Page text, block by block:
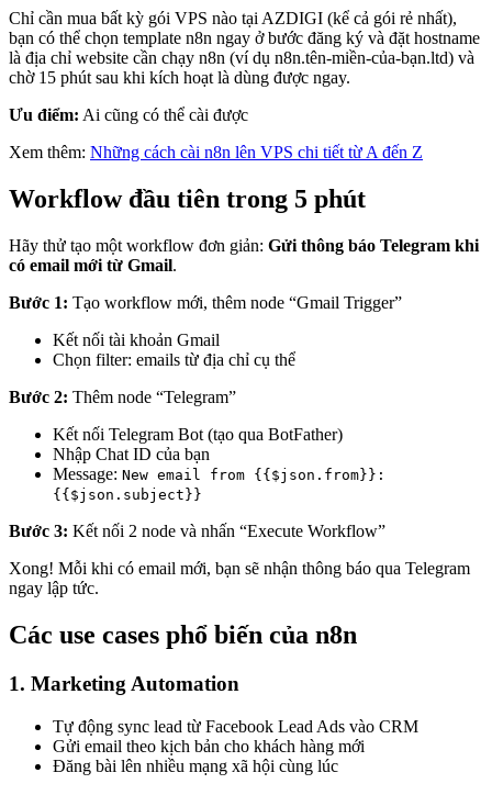
Chỉ cần mua bất kỳ gói VPS nào tại AZDIGI (kể cả gói rẻ nhất),
bạn có thể chọn template n8n ngay ở bước đăng ký và đặt hostname
là địa chỉ website cần chạy n8n (ví dụ n8n.tên-miền-của-bạn.ltd) và
chờ 15 phút sau khi kích hoạt là dùng được ngay.
Ưu điểm: Ai cũng có thể cài được
Xem thêm: Những cách cài n8n lên VPS chi tiết từ A đến Z
Workflow đầu tiên trong 5 phút
Hãy thử tạo một workflow đơn giản: Gửi thông báo Telegram khi
có email mới từ Gmail.
Bước 1: Tạo workflow mới, thêm node “Gmail Trigger”
Kết nối tài khoản Gmail
Chọn filter: emails từ địa chỉ cụ thể
Bước 2: Thêm node “Telegram”
Kết nối Telegram Bot (tạo qua BotFather)
Nhập Chat ID của bạn
Message: New email from {{$json.from}}:
{{$json.subject}}
Bước 3: Kết nối 2 node và nhấn “Execute Workflow”
Xong! Mỗi khi có email mới, bạn sẽ nhận thông báo qua Telegram
ngay lập tức.
Các use cases phổ biến của n8n
1. Marketing Automation
Tự động sync lead từ Facebook Lead Ads vào CRM
Gửi email theo kịch bản cho khách hàng mới
Đăng bài lên nhiều mạng xã hội cùng lúc